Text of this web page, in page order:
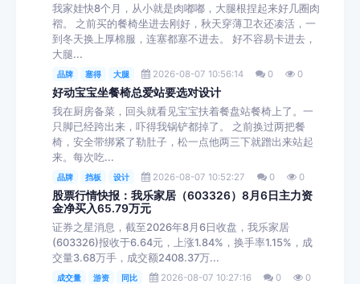
我家娃快8个月，从小就是肉嘟嘟，大腿根捏起来好几圈肉
褶。 之前买的餐椅坐进去刚好，秋天穿薄卫衣还凑活，一
到冬天换上厚棉服，连塞都塞不进去。 好不容易卡进去，
大腿...
品牌 塞得 大腿 2026-08-07 10:56:14 0 0
好动宝宝坐餐椅总爱站要选对设计
我在厨房备菜，回头就看见宝宝扶着餐盘站餐椅上了。一
只脚已经跨出来，吓得我锅铲都掉了。 之前换过两把餐
椅，安全带绑紧了勒肚子，松一点他两三下就蹭出来站起
来。每次吃...
品牌 挡板 设计 2026-08-07 10:52:27 0 0
股票行情快报：我乐家居（603326）8月6日主力资
金净买入65.79万元
证券之星消息，截至2026年8月6日收盘，我乐家居
(603326)报收于6.64元，上涨1.84%，换手率1.15%，成
交量3.68万手，成交额2408.37万...
成交量 游资 同比 2026-08-07 10:27:16 0 0